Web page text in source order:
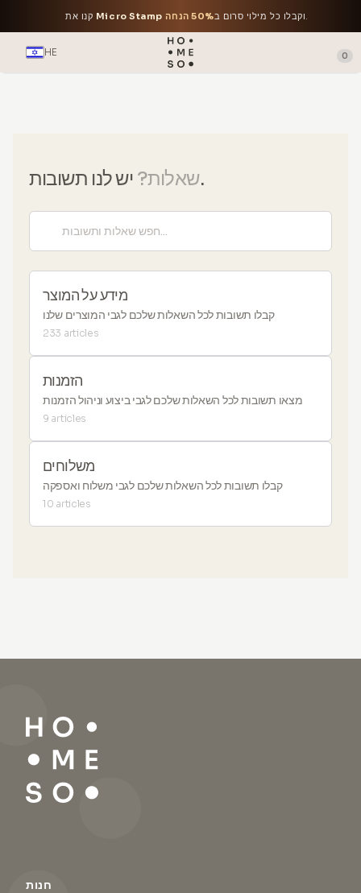
Micro Stamp וקבלו כל מילוי סרום ב50% הנחה .
HE 0
שאלות?יש לנו תשובות.
מידע על המוצר
קבלו תשובות לכל השאלות שלכם לגבי המוצרים שלנו
233 articles
הזמנות
מצאו תשובות לכל השאלות שלכם לגבי ביצוע וניהול הזמנות
9 articles
משלוחים
קבלו תשובות לכל השאלות שלכם לגבי משלוח ואספקה
10 articles
חנות